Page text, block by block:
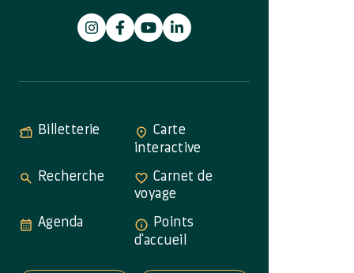
Billetterie
Carte
interactive
Recherche
Carnet de
voyage
Agenda
Points
d'accueil